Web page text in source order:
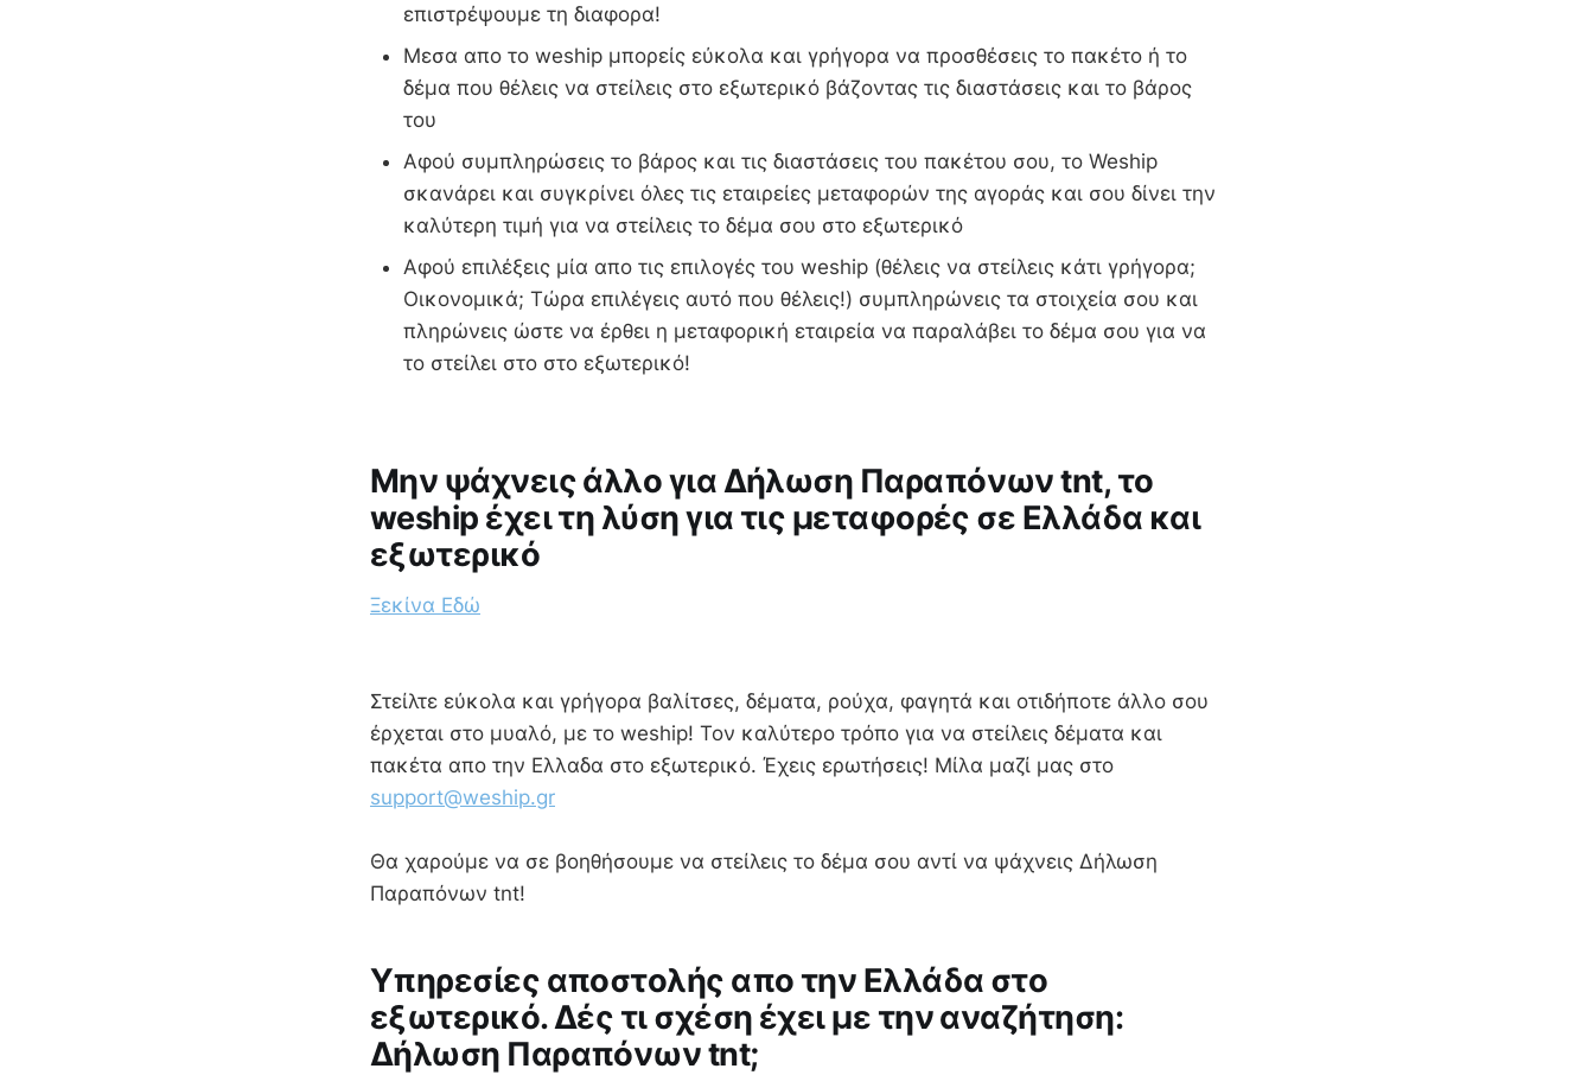
επιστρέψουμε τη διαφορα!
Μεσα απο το weship μπορείς εύκολα και γρήγορα να προσθέσεις το πακέτο ή το
δέμα που θέλεις να στείλεις στο εξωτερικό βάζοντας τις διαστάσεις και το βάρος
του
Αφού συμπληρώσεις το βάρος και τις διαστάσεις του πακέτου σου, το Weship
σκανάρει και συγκρίνει όλες τις εταιρείες μεταφορών της αγοράς και σου δίνει την
καλύτερη τιμή για να στείλεις το δέμα σου στο εξωτερικό
Αφού επιλέξεις μία απο τις επιλογές του weship (θέλεις να στείλεις κάτι γρήγορα;
Οικονομικά; Τώρα επιλέγεις αυτό που θέλεις!) συμπληρώνεις τα στοιχεία σου και
πληρώνεις ώστε να έρθει η μεταφορική εταιρεία να παραλάβει το δέμα σου για να
το στείλει στο στο εξωτερικό!
Μην ψάχνεις άλλο για Δήλωση Παραπόνων tnt, το
weship έχει τη λύση για τις μεταφορές σε Ελλάδα και
εξωτερικό
Ξεκίνα Εδώ
Στείλτε εύκολα και γρήγορα βαλίτσες, δέματα, ρούχα, φαγητά και οτιδήποτε άλλο σου
έρχεται στο μυαλό, με το weship! Τον καλύτερο τρόπο για να στείλεις δέματα και
πακέτα απο την Ελλαδα στο εξωτερικό. Έχεις ερωτήσεις! Μίλα μαζί μας στο
support@weship.gr
Θα χαρούμε να σε βοηθήσουμε να στείλεις το δέμα σου αντί να ψάχνεις Δήλωση
Παραπόνων tnt!
Υπηρεσίες αποστολής απο την Ελλάδα στο
εξωτερικό. Δές τι σχέση έχει με την αναζήτηση:
Δήλωση Παραπόνων tnt;